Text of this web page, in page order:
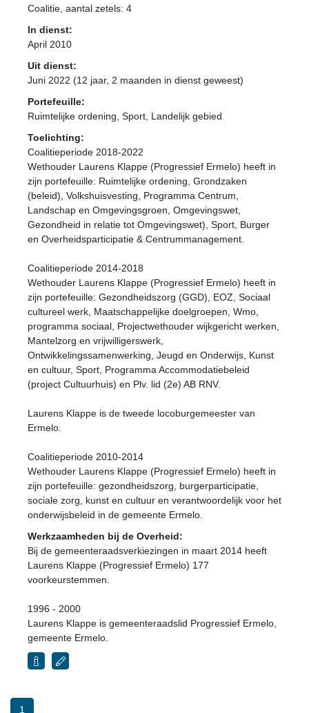
Coalitie , aantal zetels: 4
In dienst:
April 2010
Uit dienst:
Juni 2022 (12 jaar, 2 maanden in dienst geweest)
Portefeuille:
Ruimtelijke ordening, Sport, Landelijk gebied
Toelichting:
Coalitieperiode 2018-2022
Wethouder Laurens Klappe (Progressief Ermelo) heeft in
zijn portefeuille: Ruimtelijke ordening, Grondzaken
(beleid), Volkshuisvesting, Programma Centrum,
Landschap en Omgevingsgroen, Omgevingswet,
Gezondheid in relatie tot Omgevingswet), Sport, Burger
en Overheidsparticipatie & Centrummanagement.
Coalitieperiode 2014-2018
Wethouder Laurens Klappe (Progressief Ermelo) heeft in
zijn portefeuille: Gezondheidszorg (GGD), EOZ, Sociaal
cultureel werk, Maatschappelijke doelgroepen, Wmo,
programma sociaal, Projectwethouder wijkgericht werken,
Mantelzorg en vrijwilligerswerk,
Ontwikkelingssamenwerking, Jeugd en Onderwijs, Kunst
en cultuur, Sport, Programma Accommodatiebeleid
(project Cultuurhuis) en Plv. lid (2e) AB RNV.
Laurens Klappe is de tweede locoburgemeester van
Ermelo.
Coalitieperiode 2010-2014
Wethouder Laurens Klappe (Progressief Ermelo) heeft in
zijn portefeuille: gezondheidszorg, burgerparticipatie,
sociale zorg, kunst en cultuur en verantwoordelijk voor het
onderwijsbeleid in de gemeente Ermelo.
Werkzaamheden bij de Overheid:
Bij de gemeenteraadsverkiezingen in maart 2014 heeft
Laurens Klappe (Progressief Ermelo) 177
voorkeurstemmen.
1996 - 2000
Laurens Klappe is gemeenteraadslid Progressief Ermelo,
gemeente Ermelo.
1